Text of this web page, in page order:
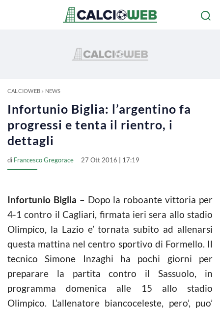
CALCIOWEB» NEWS
Infortunio Biglia: l’argentino fa
progressi e tenta il rientro, i
dettagli
di Francesco Gregorace 27 Ott 2016 | 17:19
Infortunio Biglia – Dopo la roboante vittoria per
4-1 contro il Cagliari, firmata ieri sera allo stadio
Olimpico, la Lazio e’ tornata subito ad allenarsi
questa mattina nel centro sportivo di Formello. Il
tecnico Simone Inzaghi ha pochi giorni per
preparare la partita contro il Sassuolo, in
programma domenica alle 15 allo stadio
Olimpico. L’allenatore biancoceleste, pero’, puo’